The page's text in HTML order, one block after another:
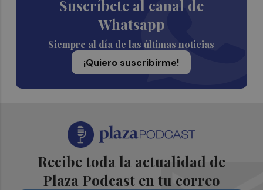
Suscríbete al canal de
Whatsapp
Siempre al día de las últimas noticias
¡Quiero suscribirme!
Recibe toda la actualidad de
Plaza Podcast en tu correo